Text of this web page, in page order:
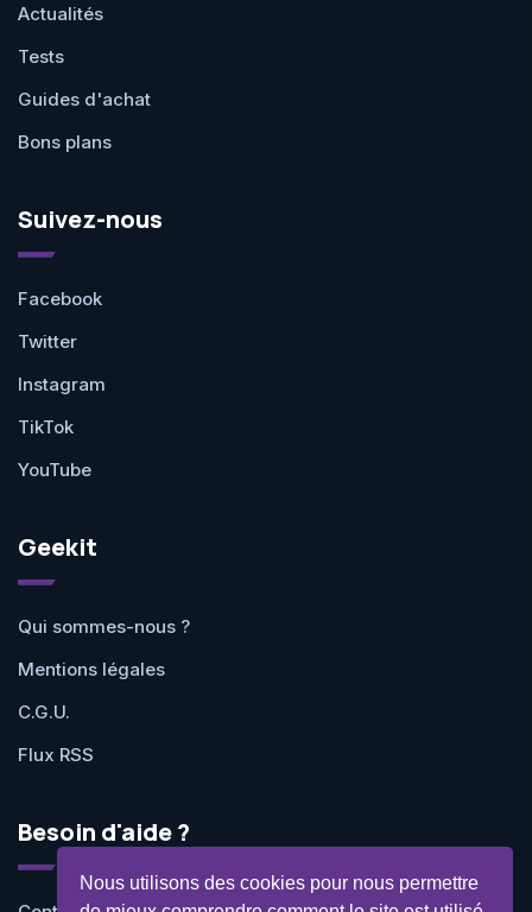
Nous utilisons des cookies pour nous permettre
Actualités
Tests
Guides d'achat
Bons plans
Suivez-nous
Facebook
Twitter
Instagram
TikTok
YouTube
Geekit
Qui sommes-nous ?
Mentions légales
C.G.U.
Flux RSS
Besoin d'aide ?